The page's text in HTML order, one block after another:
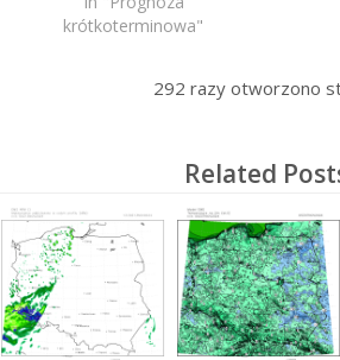
krótkoterminowa"
292 razy otworzono
Related